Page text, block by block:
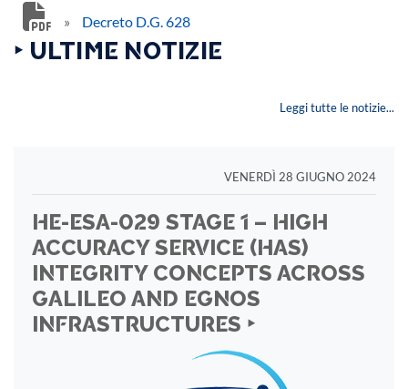
» Decreto D.G. 628
‣ ULTIME NOTIZIE
Leggi tutte le notizie...
VENERDÌ 28 GIUGNO 2024
HE-ESA-029 STAGE 1 – HIGH
ACCURACY SERVICE (HAS)
INTEGRITY CONCEPTS ACROSS
GALILEO AND EGNOS
INFRASTRUCTURES ‣